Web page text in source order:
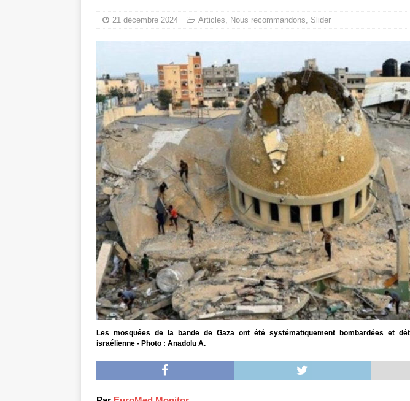
21 décembre 2024 Articles, Nous recommandons, Slider
Les mosquées de la bande de Gaza ont été systématiquement bombardées et
israélienne - Photo : Anadolu A.